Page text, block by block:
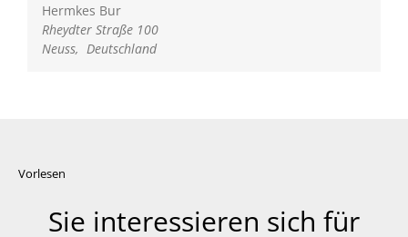
Hermkes Bur
Rheydter Straße 100
Neuss, Deutschland
Vorlesen
Sie interessieren sich für